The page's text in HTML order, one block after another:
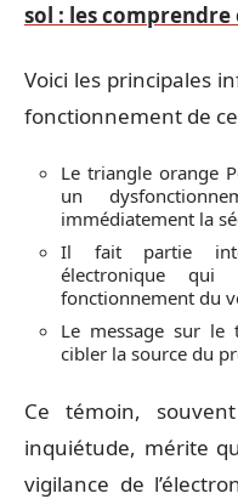
sol : les
Voici les principales
fonctionnement de
Le triangle orange
un
immédiatement la
Il fait partie
électronique
fonctionnement du
Le message sur le
cibler la source du
Ce témoin,
inquiétude, mérite
vigilance de